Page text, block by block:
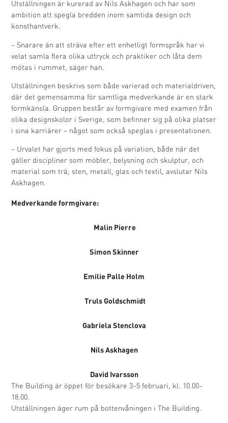
Utställningen är kurerad av Nils Askhagen och har som
ambition att spegla bredden inom samtida design och
konsthantverk.
– Snarare än att sträva efter ett enhetligt formspråk har vi
velat samla flera olika uttryck och praktiker och låta dem
mötas i rummet, säger han.
Utställningen beskrivs som både varierad och materialdriven,
där det gemensamma för samtliga medverkande är en stark
formkänsla. Gruppen består av formgivare med examen från
olika designskolor i Sverige, som befinner sig på olika platser
i sina karriärer – något som också speglas i presentationen.
– Urvalet har gjorts med fokus på variation, både när det
gäller discipliner som möbler, belysning och skulptur, och
material som trä, sten, metall, glas och textil, avslutar Nils
Askhagen.
Medverkande formgivare:
Malin Pierre
Simon Skinner
Emilie Palle Holm
Truls Goldschmidt
Gabriela Stenclova
Nils Askhagen
David Ivarsson
The Building är öppet för besökare 3–5 februari, kl. 10.00–
18.00.
Utställningen äger rum på bottenvåningen i The Building.